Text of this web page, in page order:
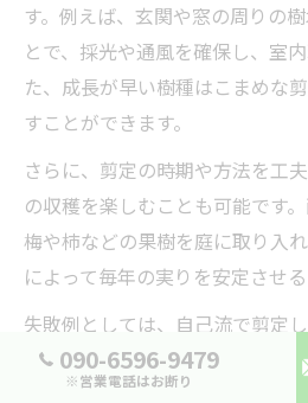
す。例えば、玄関や窓の周りの
とで、採光や通風を確保し、室
た、成長が早い樹種はこまめな
すことができます。
さらに、剪定の時期や方法を工
の収穫を楽しむことも可能です
梅や柿などの果樹を庭に取り入
によって毎年の実りを安定させる
失敗例としては、自己流で剪定
下を招くケースも見受けられま
受けたり、現地調査をもとにし
090-6596-9479
※営業電話はお断り